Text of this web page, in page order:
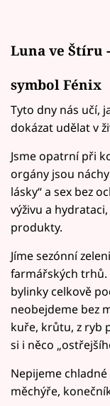
Luna ve Štíru
symbol Fénix
Tyto dny nás učí,
dokázat udělat v
Jsme opatrní při
orgány jsou
lásky“ a sex bez
výživu a
produkty.
Jíme sezónní
farmářských trhů.
bylinky celkově
neobejdeme bez
kuře, krůtu, z ryb
si i něco
Nepijeme
měchýře,